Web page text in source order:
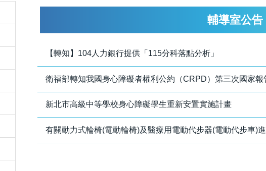
輔導室公告
【轉知】104人力銀行提供「115分科落點分析」
衛福部轉知我國身心障礙者權利公約（CRPD）第三次國家
新北市高級中等學校身心障礙學生重新安置實施計畫
有關動力式輪椅(電動輪椅)及醫療用電動代步器(電動代步車)